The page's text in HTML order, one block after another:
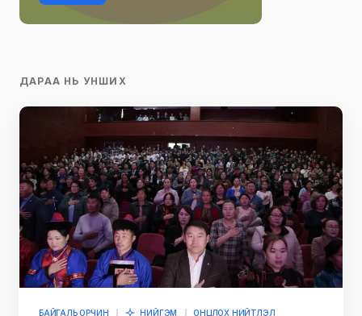
ДАРАА НЬ УНШИХ
БАЙГАЛЬ ОРЧИН НИЙГЭМ
ОНЦЛОХ НИЙТЛЭЛ